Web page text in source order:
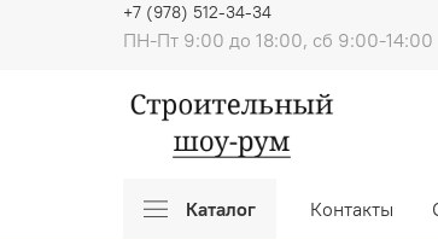
ПН-Пт 9:00 до 18:00, сб 9:00-14:00
+7 (978) 512-34-34
Каталог Контакты